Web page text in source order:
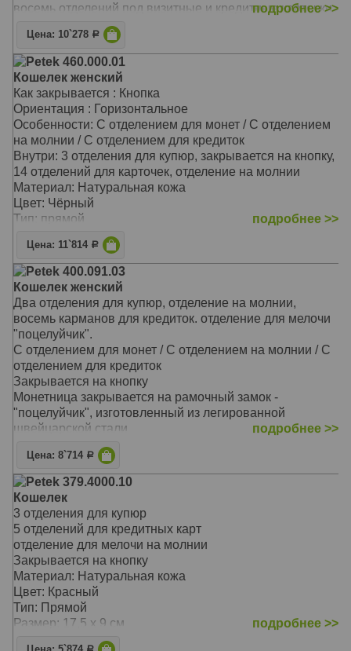
восемь отделений под визитные и кредитные карточки
и два отделения под купюры
Материал: Натуральная кожа
Цвет: Зелёный
Тип: прямой
Размер: 19,0х10,5 см
подробнее >>
Цена: 10`278 Р
Petek 460.000.01
Кошелек женский
Как закрывается : Кнопка
Ориентация : Горизонтальное
Особенности: С отделением для монет / С отделением
на молнии / С отделением для кредиток
Внутри: 3 отделения для купюр, закрывается на кнопку,
14 отделений для карточек, отделение на молнии
Материал: Натуральная кожа
Цвет: Чёрный
Тип: прямой
Размер: 18,5х9,0 см
подробнее >>
Цена: 11`814 Р
Petek 400.091.03
Кошелек женский
Два отделения для купюр, отделение на молнии,
восемь карманов для кредиток. отделение для мелочи
"поцелуйчик".
С отделением для монет / С отделением на молнии / С
отделением для кредиток
Закрывается на кнопку
Монетница закрывается на рамочный замок -
"поцелуйчик", изготовленный из легированной
швейцарской стали
На внутренней задней стенке расположены три
прорезных кармана для кредитных карточек
На закрывающемся блоке имеются еще пять
прорезных карманов для карточек, окошко для
документов из прозрачной прочной сетки и одно
дополнительное отделение
Перед монетницей на внешней стороне находятся два
кармашка для карточек и одно дополнительное
отделение для бумаг на всю длину портмоне
Материал: Натуральная кожа
Цвет: Бордовый
Тип: прямой
подробнее >>
Цена: 8`714 Р
Petek 379.4000.10
Кошелек
3 отделения для купюр
5 отделений для кредитных карт
отделение для мелочи на молнии
Закрывается на кнопку
Материал: Натуральная кожа
Цвет: Красный
Тип: Прямой
Размер: 17,5 х 9 см
подробнее >>
Р